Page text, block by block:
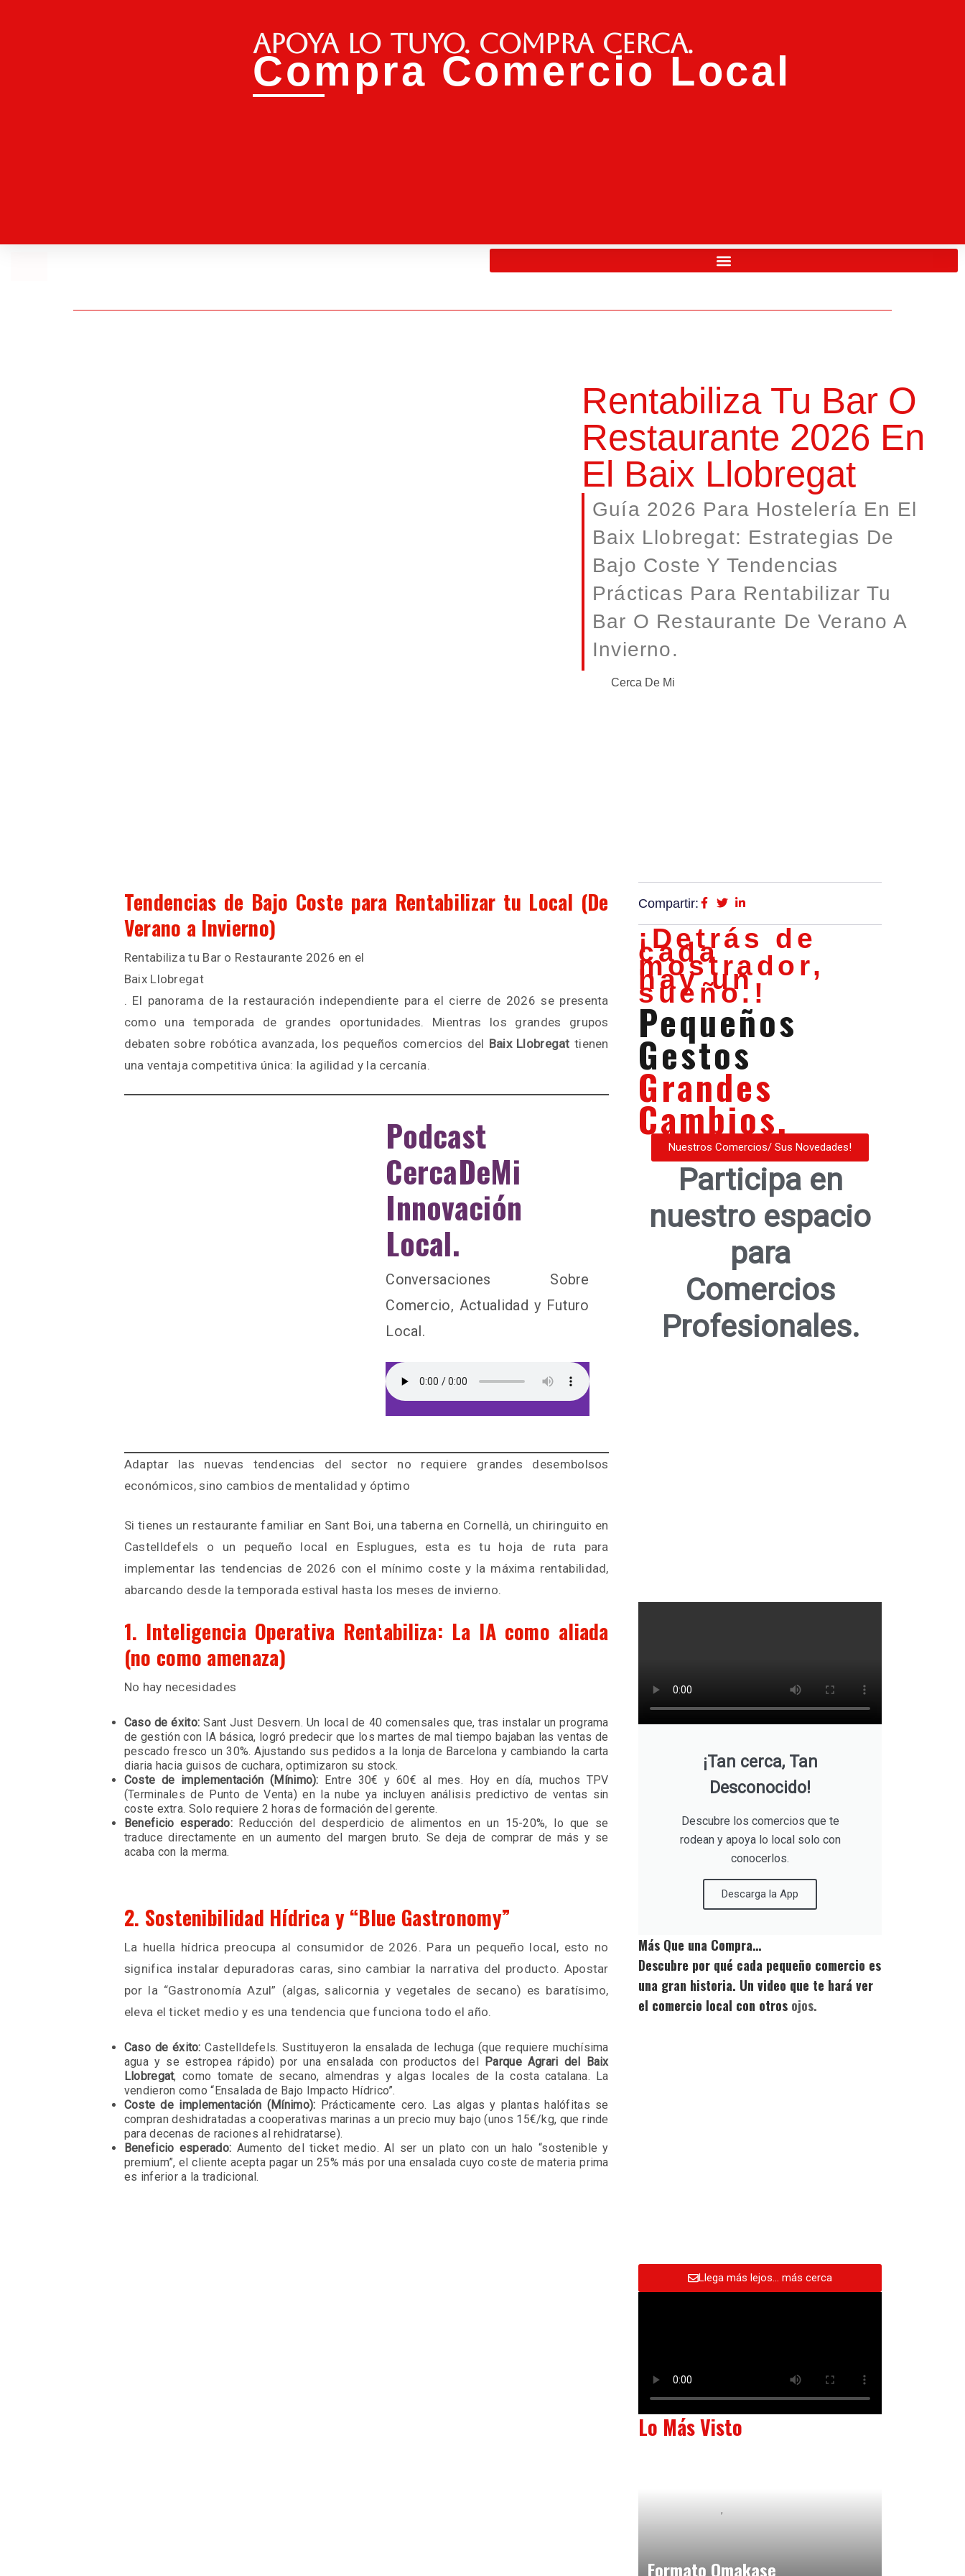
Apoya lo tuyo. Compra cerca.
Compra Comercio Local
Rentabiliza Tu Bar O
Restaurante 2026 En
El Baix Llobregat
Guía 2026 Para Hostelería En El
Baix Llobregat: Estrategias De
Bajo Coste Y Tendencias
Prácticas Para Rentabilizar Tu
Bar O Restaurante De Verano A
Invierno.
Cerca De Mi
Tendencias de Bajo Coste para Rentabilizar tu Local (De
Verano a Invierno)
Rentabiliza tu Bar o Restaurante 2026 en el
Baix Llobregat
. El panorama de la restauración independiente para el cierre de 2026 se presenta
como una temporada de grandes oportunidades. Mientras los grandes grupos
debaten sobre robótica avanzada, los pequeños comercios del Baix Llobregat tienen
una ventaja competitiva única: la agilidad y la cercanía.
Podcast
CercaDeMi
Innovación
Local.
Conversaciones Sobre
Comercio, Actualidad y Futuro
Local.
Adaptar las nuevas tendencias del sector no requiere grandes desembolsos
económicos, sino cambios de mentalidad y óptimo
Si tienes un restaurante familiar en Sant Boi, una taberna en Cornellà, un chiringuito en
Castelldefels o un pequeño local en Esplugues, esta es tu hoja de ruta para
implementar las tendencias de 2026 con el mínimo coste y la máxima rentabilidad,
abarcando desde la temporada estival hasta los meses de invierno.
1. Inteligencia Operativa Rentabiliza: La IA como aliada
(no como amenaza)
No hay necesidades
Caso de éxito: Sant Just Desvern. Un local de 40 comensales que, tras instalar un programa
de gestión con IA básica, logró predecir que los martes de mal tiempo bajaban las ventas de
pescado fresco un 30%. Ajustando sus pedidos a la lonja de Barcelona y cambiando la carta
diaria hacia guisos de cuchara, optimizaron su stock.
Coste de implementación (Mínimo): Entre 30€ y 60€ al mes. Hoy en día, muchos TPV
(Terminales de Punto de Venta) en la nube ya incluyen análisis predictivo de ventas sin
coste extra. Solo requiere 2 horas de formación del gerente.
Beneficio esperado:Reducción del desperdicio de alimentos en un 15-20%, lo que se
traduce directamente en un aumento del margen bruto. Se deja de comprar de más y se
acaba con la merma.
2. Sostenibilidad Hídrica y “Blue Gastronomy”
La huella hídrica preocupa al consumidor de 2026. Para un pequeño local, esto no
significa instalar depuradoras caras, sino cambiar la narrativa del producto. Apostar
por la “Gastronomía Azul” (algas, salicornia y vegetales de secano) es baratísimo,
eleva el ticket medio y es una tendencia que funciona todo el año.
Caso de éxito: Castelldefels. Sustituyeron la ensalada de lechuga (que requiere muchísima
agua y se estropea rápido) por una ensalada con productos del Parque Agrari del Baix
Llobregat, como tomate de secano, almendras y algas locales de la costa catalana. La
vendieron como “Ensalada de Bajo Impacto Hídrico”.
Coste de implementación (Mínimo): Prácticamente cero. Las algas y plantas halófitas se
compran deshidratadas a cooperativas marinas a un precio muy bajo (unos 15€/kg, que rinde
para decenas de raciones al rehidratarse).
Beneficio esperado: Aumento del ticket medio. Al ser un plato con un halo “sostenible y
premium”, el cliente acepta pagar un 25% más por una ensalada cuyo coste de materia prima
es inferior a la tradicional.
Compartir:
¡Detrás de
cada
mostrador,
hay un
sueño.!
Pequeños
Gestos
Grandes
Cambios.
Nuestros Comercios/ Sus Novedades!
Participa en
nuestro espacio
para
Comercios
Profesionales.
¡Tan cerca, Tan
Desconocido!
Descubre los comercios que te
rodean y apoya lo local solo con
conocerlos.
Descarga la App
Más Que una Compra…
Descubre por qué cada pequeño comercio es
una gran historia. Un video que te hará ver
el comercio local con otros ojos.
Llega más lejos… más cerca
Lo Más Visto
Formato Omakase